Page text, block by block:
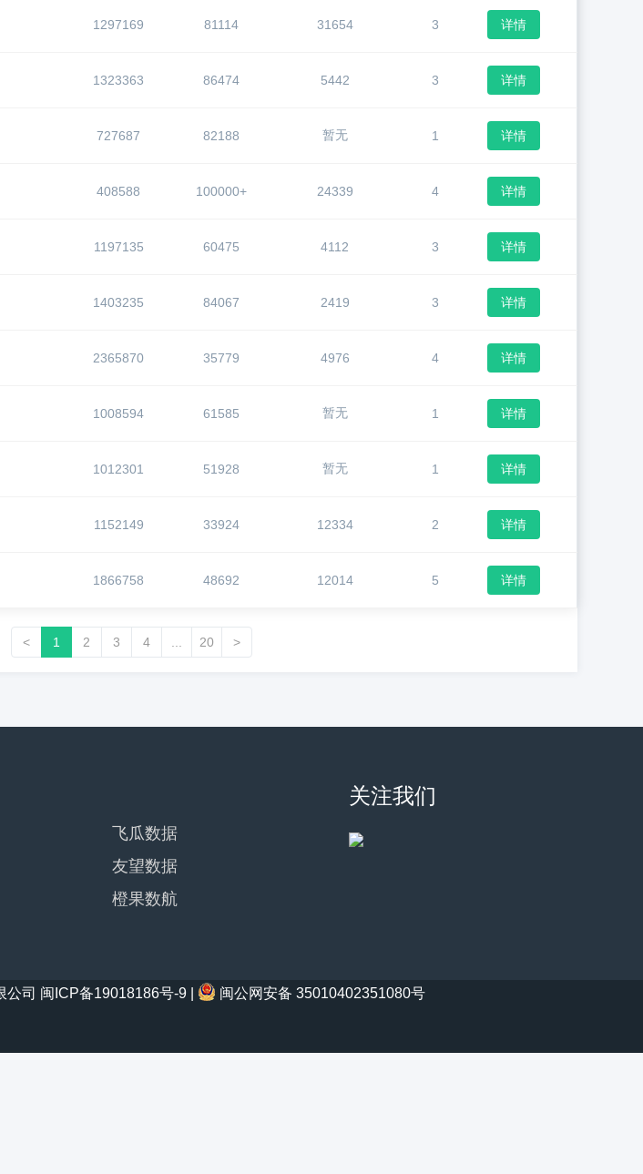
1297169 81114 31654 3 详情
1323363 86474 5442 3 详情
727687 82188 暂无 1 详情
408588 100000+ 24339 4 详情
1197135 60475 4112 3 详情
1403235 84067 2419 3 详情
2365870 35779 4976 4 详情
1008594 61585 暂无 1 详情
1012301 51928 暂无 1 详情
1152149 33924 12334 2 详情
1866758 48692 12014 5 详情
< 1 2 3 4 20 >
飞瓜数据
友望数据
橙果数航
关注我们
公司 闽ICP备19018186号-9 闽公网安备 35010402351080号